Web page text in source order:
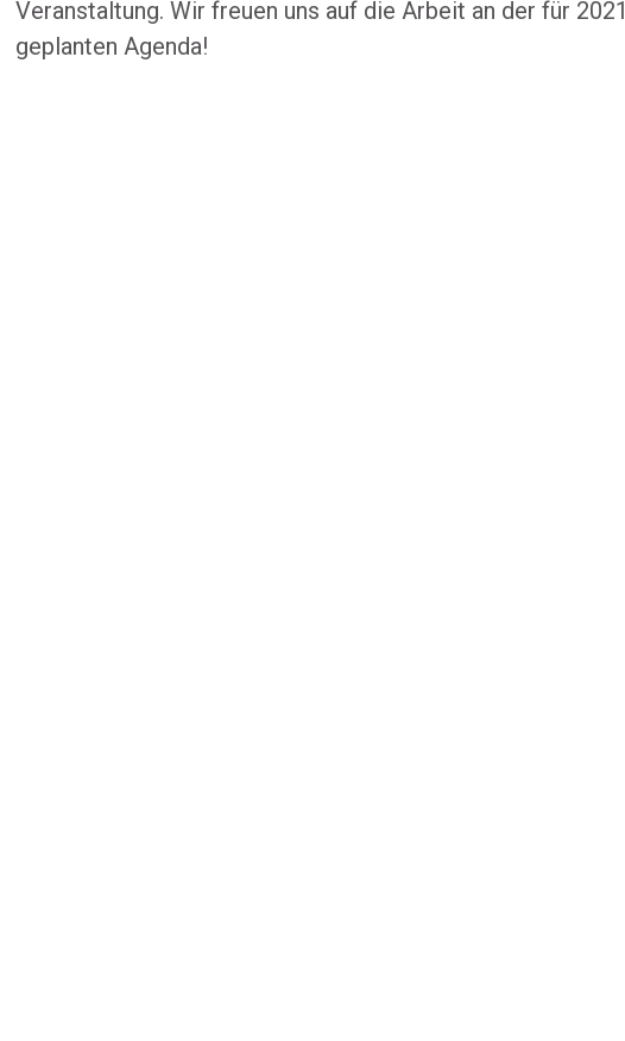
Veranstaltung. Wir freuen uns auf die Arbeit an der für 2021
geplanten Agenda!